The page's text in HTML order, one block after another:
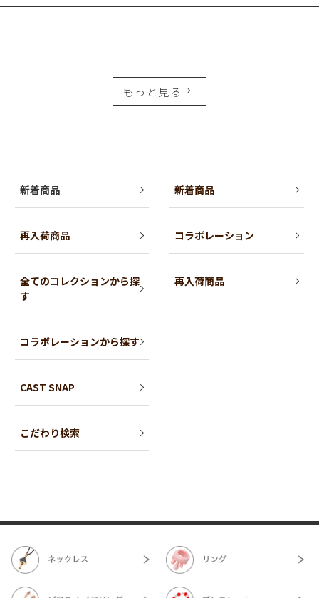
もっと見る
新着商品
再入荷商品
全てのコレクションから探
す
コラボレーションから探す
CAST SNAP
こだわり検索
新着商品
コラボレーション
再入荷商品